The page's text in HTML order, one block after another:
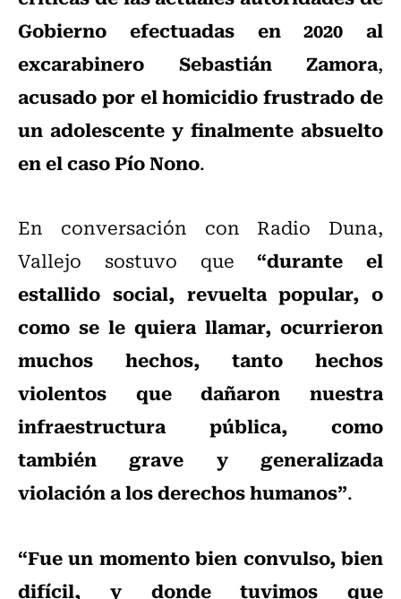
Gobierno
efectuadas en 2020 al
excarabinero Sebastián Zamora,
acusado por el homicidio frustrado de
un adolescente y finalmente absuelto
en el caso Pío Nono.
En conversación con Radio Duna,
Vallejo sostuvo que“durante el
estallido social, revuelta popular, o
como se le quiera llamar, ocurrieron
muchos hechos, tanto hechos
violentos que dañaron nuestra
infraestructura pública, como
también grave y generalizada
violación a los derechos humanos”.
“Fue un momento bien convulso, bien
difícil, y donde tuvimos que